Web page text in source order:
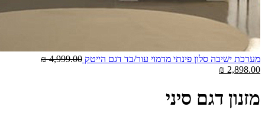
מערכת ישיבה סלון פינתי מדמוי עור/בד דגם הייטק 4,999.00
₪המחיר
2,898.00
₪
2,898.00 ₪.
מזנון דגם סיני